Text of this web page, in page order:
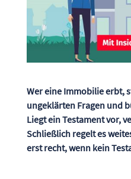
Wer eine Immobilie erbt,
ungeklärten Fragen und
Liegt ein Testament vor,
Schließlich regelt es
erst recht, wenn kein